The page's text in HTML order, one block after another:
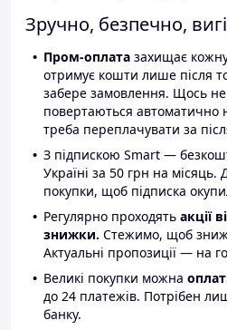
Зручно, безпечно,
Пром-оплата захищає
отримує кошти лише після
забере замовлення. Щось
повертаються автоматично
треба переплачувати за
З підпискою Smart —
Україні за 50 грн на місяць.
покупки, щоб підписка
Регулярно проходять акції
знижки. Стежимо, щоб
Актуальні пропозиції — на
Великі покупки можна
до 24 платежів. Потрібен
банку.